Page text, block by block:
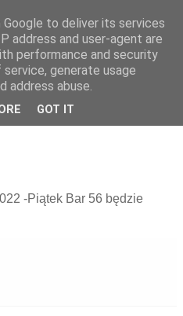
-Piątek Bar 56 będzie
to deliver its services
address and user-agent are
performance and security
generate usage
address abuse.
GOT IT